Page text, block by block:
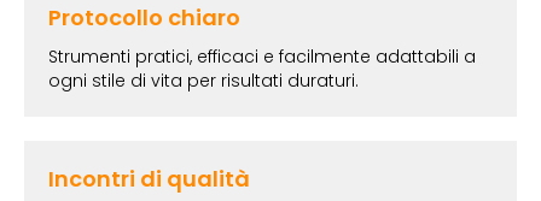
Protocollo chiaro
Strumenti pratici, efficaci e facilmente adattabili a
ogni stile di vita per risultati duraturi.
Incontri di qualità